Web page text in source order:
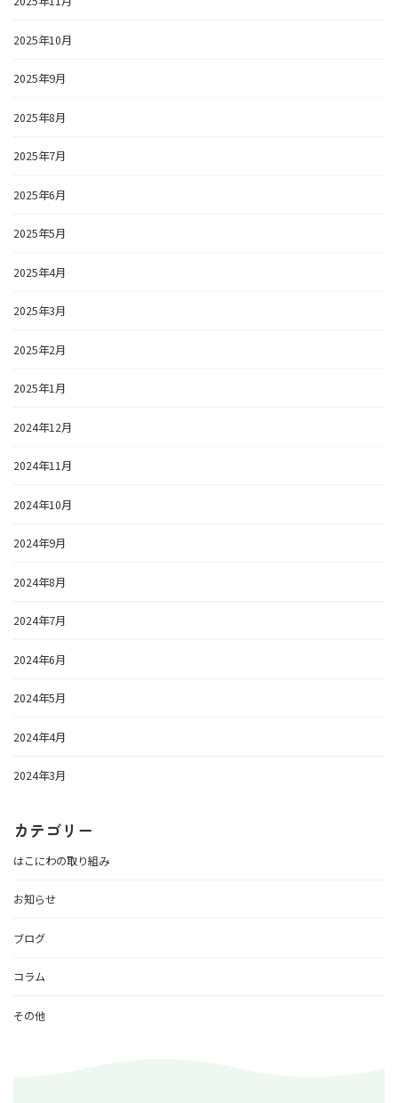
2025年10月
2025年9月
2025年8月
2025年7月
2025年6月
2025年5月
2025年4月
2025年3月
2025年2月
2025年1月
2024年12月
2024年11月
2024年10月
2024年9月
2024年8月
2024年7月
2024年6月
2024年5月
2024年4月
2024年3月
カテゴリー
はこにわの取り組み
お知らせ
ブログ
コラム
その他